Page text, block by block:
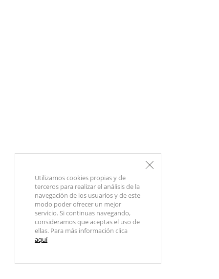
Utilizamos cookies propias y de
terceros para realizar el análisis de la
navegación de los usuarios y de este
modo poder ofrecer un mejor
servicio. Si continuas navegando,
consideramos que aceptas el uso de
ellas. Para más información clica
aquí